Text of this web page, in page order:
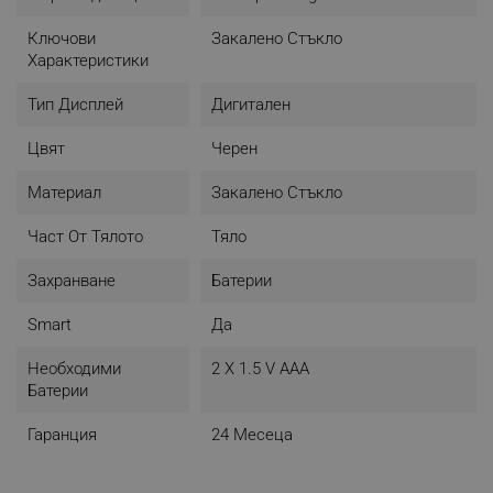
- Максимално тегло: До 180 кг
- Измерване на телесни стойности: 21
Apple Health
- LCD дисплей
- Източник на захранване: 2 x ААА батерии
Ключови
Характеристики
Закалено Стъкло
Тип Дисплей Дигитален
Цвят Черен
Материал Закалено Стъкло
Част От Тялото Тяло
Захранване Батерии
Smart Да
Необходими
Батерии
2 X 1.5 V AAA
Гаранция 24 Месеца